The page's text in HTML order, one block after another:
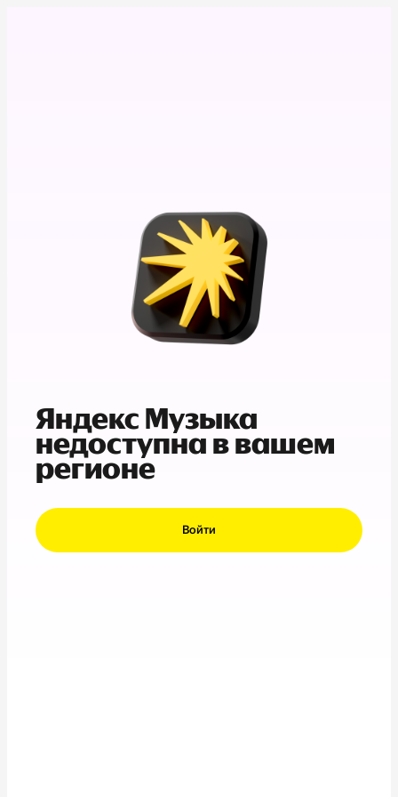
Яндекс Музыка
недоступна в вашем
регионе
Войти